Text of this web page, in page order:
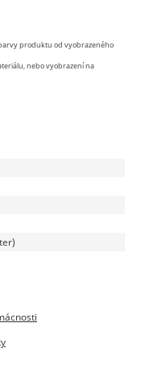
produktu od vyobrazeného
nebo vyobrazení na